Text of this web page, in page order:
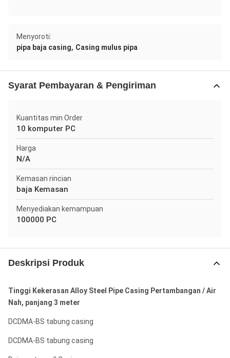
Menyoroti:
pipa baja casing, Casing mulus pipa
Syarat Pembayaran & Pengiriman
Kuantitas min Order
10 komputer PC
Harga
N/A
Kemasan rincian
baja Kemasan
Menyediakan kemampuan
100000 PC
Deskripsi Produk
Tinggi Kekerasan Alloy Steel Pipe Casing Pertambangan / Air
Nah, panjang 3 meter
DCDMA-BS tabung casing
DCDMA-BS tabung casing